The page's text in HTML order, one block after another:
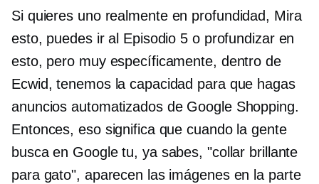
Si quieres uno realmente en profundidad, Mira
esto, puedes ir al Episodio 5 o profundizar en
esto, pero muy específicamente, dentro de
Ecwid, tenemos la capacidad para que hagas
anuncios automatizados de Google Shopping.
Entonces, eso significa que cuando la gente
busca en Google tu, ya sabes, "collar brillante
para gato", aparecen las imágenes en la parte